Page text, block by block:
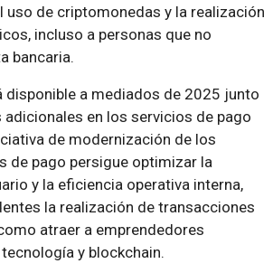
uso de criptomonedas y la realización
incluso a personas que no
bancaria.
disponible a mediados de 2025 junto
en los servicios de pago
de modernización de los
de pago persigue optimizar la
y la eficiencia operativa interna,
la realización de transacciones
atraer a emprendedores
y blockchain.